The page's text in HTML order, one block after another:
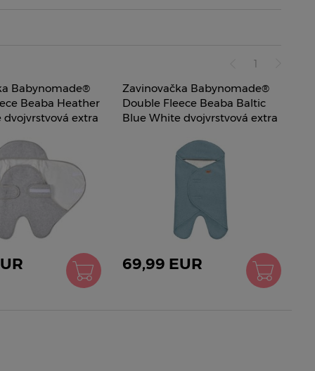
1
Babynomade®
Beaba Heather
dvojvrstvová extra
Zavinovačka Babynomade®
Double Fleece Beaba Baltic
Blue White dvojvrstvová extra
69,99 EUR